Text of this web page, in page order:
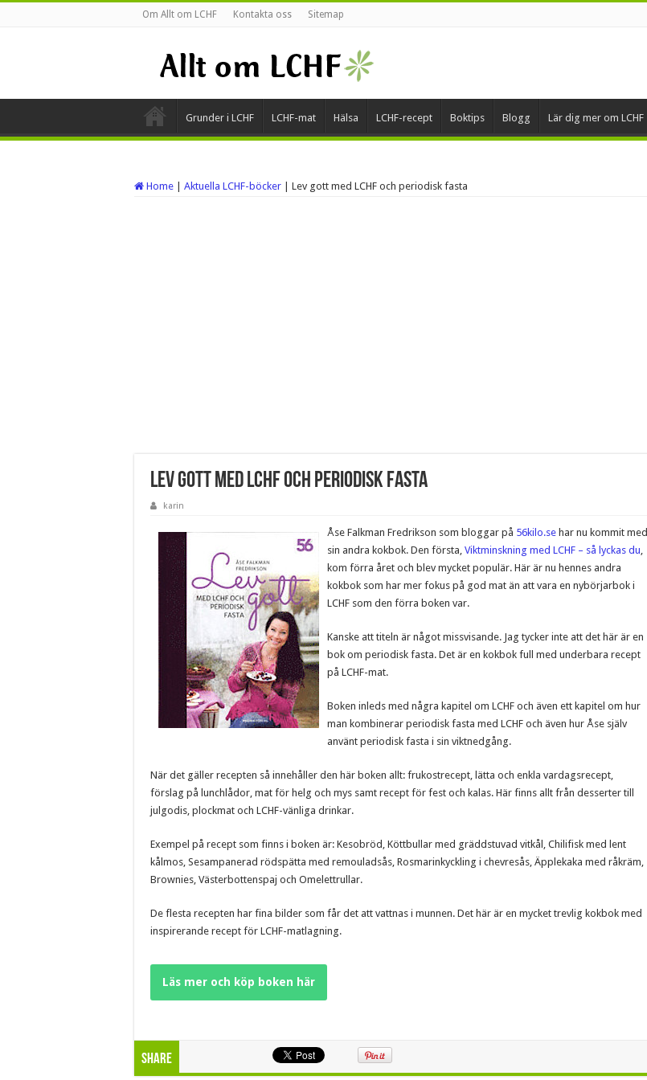
Om Allt om LCHF Kontakta oss Sitemap
Grunder i LCHF LCHF-mat Hälsa LCHF-recept Boktips Blogg Lär dig mer om LCHF
Home Aktuella LCHF-böcker Lev gott med LCHF och periodisk fasta
Lev gott med LCHF och periodisk fasta
karin
Åse Falkman Fredrikson som bloggar på 56kilo.se har nu kommit med
sin andra kokbok. Den första, Viktminskning med LCHF – så lyckas du,
kom förra året och blev mycket populär. Här är nu hennes andra
kokbok som har mer fokus på god mat än att vara en nybörjarbok i
LCHF som den förra boken var.
Kanske att titeln är något missvisande. Jag tycker inte att det här är en
bok om periodisk fasta. Det är en kokbok full med underbara recept
på LCHF-mat.
Boken inleds med några kapitel om LCHF och även ett kapitel om hur
man kombinerar periodisk fasta med LCHF och även hur Åse själv
använt periodisk fasta i sin viktnedgång.
När det gäller recepten så innehåller den här boken allt: frukostrecept, lätta och enkla vardagsrecept,
förslag på lunchlådor, mat för helg och mys samt recept för fest och kalas. Här finns allt från desserter till
julgodis, plockmat och LCHF-vänliga drinkar.
Exempel på recept som finns i boken är: Kesobröd, Köttbullar med gräddstuvad vitkål, Chilifisk med lent
kålmos, Sesampanerad rödspätta med remouladsås, Rosmarinkyckling i chevresås, Äpplekaka med råkräm,
Brownies, Västerbottenspaj och Omelettrullar.
De flesta recepten har fina bilder som får det att vattnas i munnen. Det här är en mycket trevlig kokbok med
inspirerande recept för LCHF-matlagning.
Läs mer och köp boken här
Share